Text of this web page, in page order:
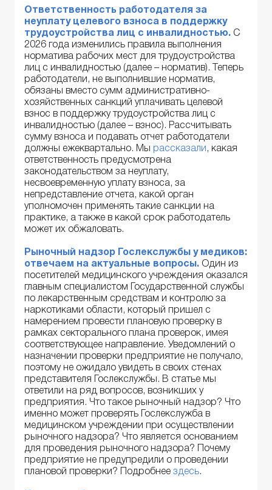
Ответственность работодателя за
неуплату целевого взноса в поддержку
трудоустройства лиц с инвалидностью. С
2026 года изменились правила выполнения
норматива рабочих мест для трудоустройства
лиц с инвалидностью (далее – норматив). Теперь
работодатели, не выполнившие норматив,
обязаны вместо сумм административно-
хозяйственных санкций уплачивать целевой
взнос в поддержку трудоустройства лиц с
инвалидностью (далее – взнос). Рассчитывать
сумму взноса и подавать отчет работодатели
должны ежеквартально. Мы
рассказали , какая
ответственность предусмотрена
законодательством за неуплату,
несвоевременную уплату взноса, за
непредставление отчета, какой орган
уполномочен применять такие санкции на
практике, а также в какой срок работодатель
может их обжаловать.
Рыночный надзор Госл е кслужбы у медиков:
отвечаем на актуальные вопросы. Один из
посетителей медицинского учреждения оказался
главным специалистом Государственной службы
по лекарственным средствам и контролю за
наркотиками области, который пришел с
намерением провести плановую проверку в
рамках секторального плана проверок, имея
соответствующее направление. Уведомлений о
назначении проверки предприятие не получало,
поэтому не ожидало увидеть в своих стенах
представителя Гослекслужбы. В статье мы
ответили на ряд вопросов, возникших у
предприятия. Что такое рыночный надзор? Что
именно может проверять Гослекслужба в
медицинском учреждении при осуществлении
рыночного надзора? Что является основанием
для проведения рыночного надзора? Почему
предприятие не предупредили о проведении
плановой проверки? Подробнее здесь.